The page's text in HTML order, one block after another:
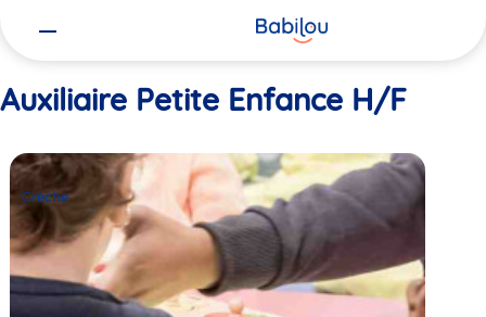
Auxiliaire Petite Enfance H/F
Crèche
Babilou
Paris
Convention
Crèche